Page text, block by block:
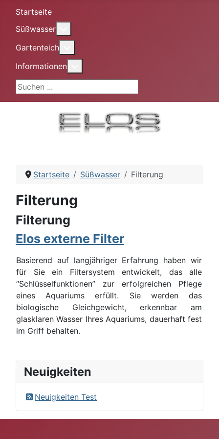
Startseite
Süßwasser
Gartenteich
Informationen
Suchen ...
Startseite Süßwasser Filterung
Filterung
Filterung
Elos externe Filter
Basierend auf langjähriger Erfahrung haben wir
für Sie ein Filtersystem entwickelt, das alle
“Schlüsselfunktionen” zur erfolgreichen Pflege
eines Aquariums erfüllt. Sie werden das
biologische Gleichgewicht, erkennbar am
glasklaren Wasser Ihres Aquariums, dauerhaft fest
im Griff behalten.
Neuigkeiten
Neuigkeiten Test